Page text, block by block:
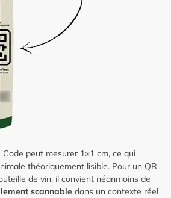
Code peut mesurer 1×1 cm, ce qui
théoriquement lisible. Pour un QR
de vin, il convient néanmoins de
scannable dans un contexte réel